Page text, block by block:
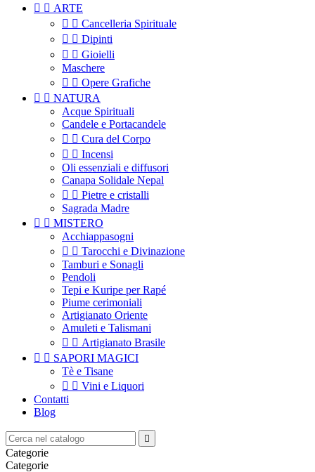
  ARTE
  Cancelleria Spirituale
  Dipinti
  Gioielli
Maschere
  Opere Grafiche
  NATURA
Acque Spirituali
Candele e Portacandele
  Cura del Corpo
  Incensi
Oli essenziali e diffusori
Canapa Solidale Nepal
  Pietre e cristalli
Sagrada Madre
  MISTERO
Acchiappasogni
  Tarocchi e Divinazione
Tamburi e Sonagli
Pendoli
Tepi e Kuripe per Rapé
Piume cerimoniali
Artigianato Oriente
Amuleti e Talismani
  Artigianato Brasile
  SAPORI MAGICI
Tè e Tisane
  Vini e Liquori
Contatti
Blog

Categorie
Categorie